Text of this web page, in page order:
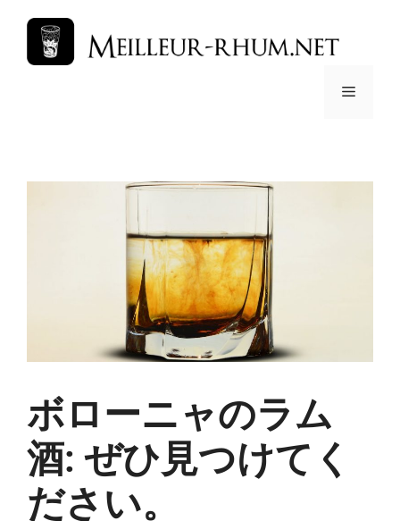
メ
ボローニャのラム
酒: ぜひ見つけてく
ださい。